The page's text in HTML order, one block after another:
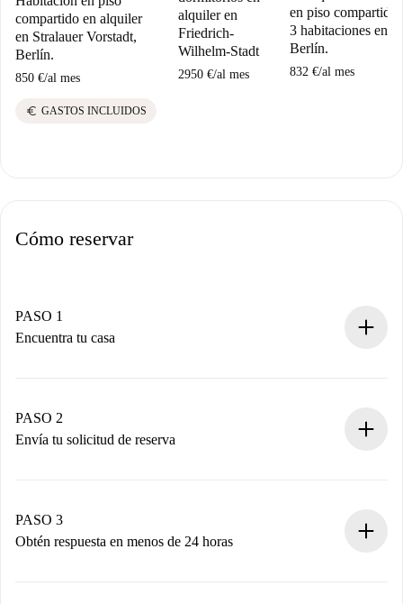
compartido en alquiler
en Stralauer Vorstadt,
Berlín.
850 €/al mes
euro GASTOS INCLUIDOS
alquiler en
Friedrich-
Wilhelm-Stadt
2950 €/al mes
en piso compartido
3 habitaciones en
Berlín.
832 €/al mes
Cómo reservar
PASO 1
Encuentra tu casa
Tienes toda la información necesaria por adelantado.
PASO 2
Envía tu solicitud de reserva
propietario acepte.
PASO 3
Obtén respuesta en menos de 24 horas